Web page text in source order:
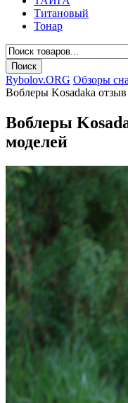
Титановый
Тонар
Rybolov.ORG Обзоры
Воблеры Kosadaka
Воблеры
моделей